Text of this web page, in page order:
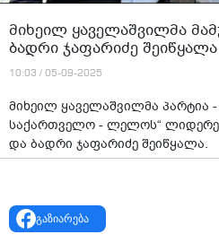
მიხეილ ყაველაშვილმა
ბადრი ჯაფარიძე შეიწყალა
10:03 / 05-09-2025
მიხეილ ყაველაშვილმა პარტია
საქართველო - ლელოს“
და ბადრი ჯაფარიძე შეიწყალა.
როგორც ყაველაშვილის
პრეზიდენტმა აღნიშნული
რათა არავის დარჩეს იმის თქმის
გაზიარება